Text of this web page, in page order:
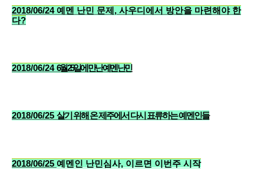
2018/06/24예멘 난민 문제, 사우디에서 방안을 마련해야 한
다?
2018/06/246월 25일에 만난 예멘 난민
2018/06/25 살기 위해 온 제주에서 다시 표류하는 예멘인들
2018/06/25 예멘인 난민심사, 이르면 이번주 시작